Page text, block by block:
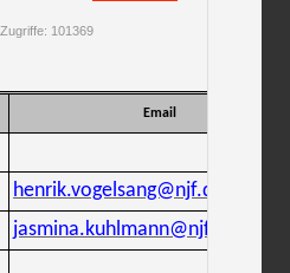
Zugriffe: 101369
Email
henrik.vogelsang@njf.de
jasmina.kuhlmann@njf.de